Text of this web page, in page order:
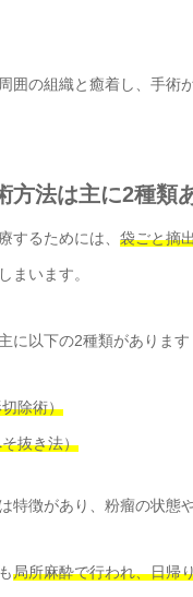
囲の組織と癒着し、手術
方法は主に2種類
するためには、 袋ごと摘
まいます。
に以下の2種類があります
除術）
抜き法）
特徴があり、粉瘤の状態
局所麻酔で行われ、日帰